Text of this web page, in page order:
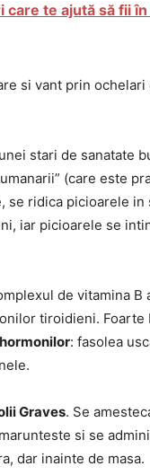
care te ajută să fii
si vant prin ochelari
stari de sanatate
(care este
se ridica picioarele in
iar picioarele se
de vitamina B
tiroidieni. Foarte
: fasolea
Graves. Se
si se
dar inainte de masa.